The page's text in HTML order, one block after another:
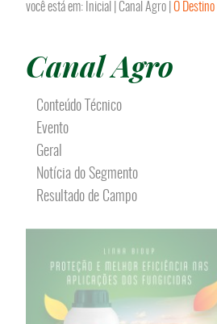
você está em: Inicial Canal Agro O
Canal Agro
Conteúdo Técnico
Evento
Geral
Notícia do Segmento
Resultado de Campo